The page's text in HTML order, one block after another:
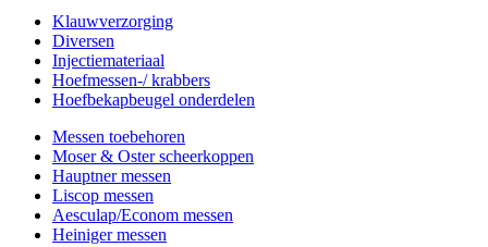
Klauwverzorging
Diversen
Injectiemateriaal
Hoefmessen-/ krabbers
Hoefbekapbeugel onderdelen
Messen toebehoren
Moser & Oster scheerkoppen
Hauptner messen
Liscop messen
Aesculap/Econom messen
Heiniger messen